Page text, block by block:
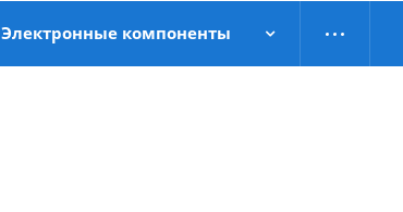
Электронные компоненты